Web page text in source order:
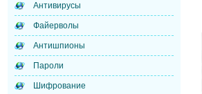
Антивирусы
Файерволы
Антишпионы
Пароли
Шифрование